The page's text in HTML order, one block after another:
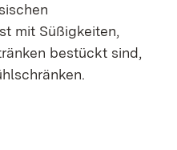
mit Süßigkeiten,
bestückt sind,